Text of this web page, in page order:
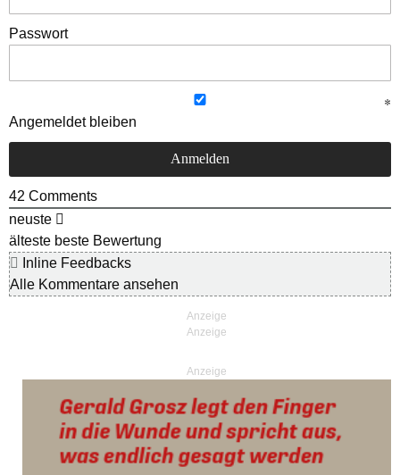
Passwort
Angemeldet bleiben
42 Comments
neuste
älteste beste Bewertung
Inline Feedbacks
Alle Kommentare ansehen
Anzeige